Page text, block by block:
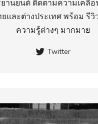
านยนต์ ติดตามความเคลื่อ
ยและต่างประเทศ พร้อม รี
ความรู้ต่างๆ มากมาย
Twitter